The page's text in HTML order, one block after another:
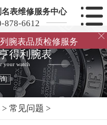
名表维修服务中心
878-6612
腕表品质检修服务

得利腕表
your watch
> 常见问题 >